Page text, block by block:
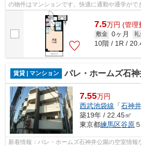
の物件はマンションです。快適に通勤や通学がで
物件です。こちらの物件にはエレベータ...
7.5万円 (管理
敷金 0ヶ月
10階 / 1R /
賃貸 | マンション パレ・ホームズ石神
7.55万円
西武池袋線 「石神
築19年 / 22.45㎡
東京都練馬区谷原
新着情報：パレ・ホームズ石神井公園の空室情報